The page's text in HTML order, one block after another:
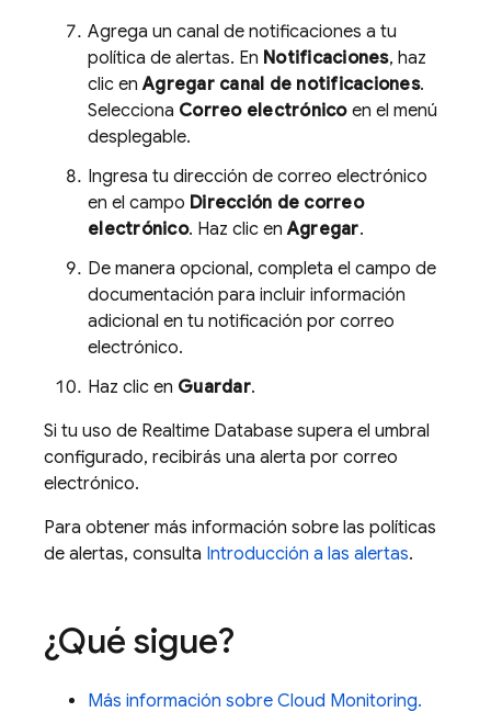
Agrega un canal de notificaciones a tu
política de alertas. En Notificaciones, haz
clic enAgregar canal de notificaciones.
Selecciona Correo electrónicoen el menú
desplegable.
Ingresa tu dirección de correo electrónico
en el campo Dirección de correo
electrónico. Haz clic enAgregar.
De manera opcional, completa el campo de
documentación para incluir información
adicional en tu notificación por correo
electrónico.
Haz clic en Guardar.
Si tu uso de Realtime Database supera el umbral
configurado, recibirás una alerta por correo
electrónico.
Para obtener más información sobre las políticas
de alertas, consulta Introducción a las alertas.
¿Qué sigue?
Más información sobre Cloud Monitoring.